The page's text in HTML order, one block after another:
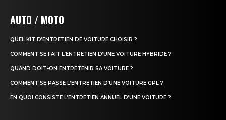
AUTO / MOTO
QUEL KIT D’ENTRETIEN DE VOITURE CHOISIR ?
COMMENT SE FAIT L’ENTRETIEN D’UNE VOITURE HYBRIDE ?
QUAND DOIT-ON ENTRETENIR SA VOITURE ?
COMMENT SE PASSE L’ENTRETIEN D’UNE VOITURE GPL ?
EN QUOI CONSISTE L’ENTRETIEN ANNUEL D’UNE VOITURE ?